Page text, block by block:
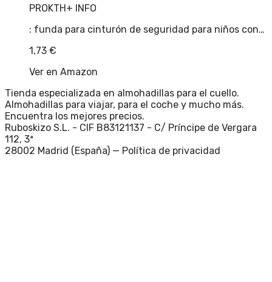
PROKTH+ INFO
: funda para cinturón de seguridad para niños con…
1,73 €
Ver en Amazon
Tienda especializada en almohadillas para el cuello.
Almohadillas para viajar, para el coche y mucho más.
Encuentra los mejores precios.
Ruboskizo S.L. - CIF B83121137 - C/ Príncipe de Vergara
112, 3ª
28002 Madrid (España) — Política de privacidad